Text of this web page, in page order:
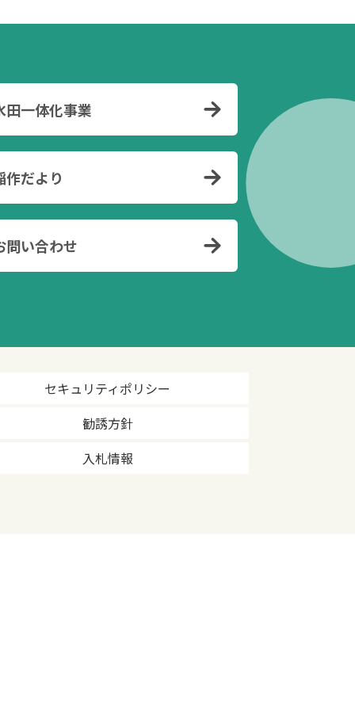
田一体化事業
作だより
問い合わせ
セキュリティポリシー
勧誘方針
入札情報